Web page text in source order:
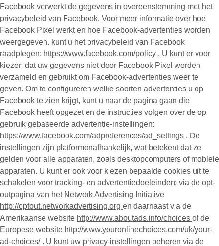
Facebook verwerkt de gegevens in overeenstemming met het
privacybeleid van Facebook. Voor meer informatie over hoe
Facebook Pixel werkt en hoe Facebook-advertenties worden
weergegeven, kunt u het privacybeleid van Facebook
raadplegen: https://www.facebook.com/policy . U kunt er voor
kiezen dat uw gegevens niet door Facebook Pixel worden
verzameld en gebruikt om Facebook-advertenties weer te
geven. Om te configureren welke soorten advertenties u op
Facebook te zien krijgt, kunt u naar de pagina gaan die
Facebook heeft opgezet en de instructies volgen over de op
gebruik gebaseerde advertentie-instellingen:
https://www.facebook.com/adpreferences/ad_settings . De
instellingen zijn platformonafhankelijk, wat betekent dat ze
gelden voor alle apparaten, zoals desktopcomputers of mobiele
apparaten. U kunt er ook voor kiezen bepaalde cookies uit te
schakelen voor tracking- en advertentiedoeleinden: via de opt-
outpagina van het Network Advertising Initiative
http://optout.networkadvertising.org en daarnaast via de
Amerikaanse website http://www.aboutads.info/choices of de
Europese website http://www.youronlinechoices.com/uk/your-
ad-choices/ . U kunt uw privacy-instellingen beheren via de